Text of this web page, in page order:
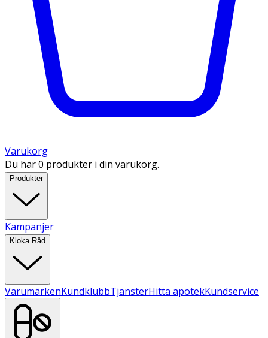
Varukorg
Du har 0 produkter i din varukorg.
Produkter
Kampanjer
Kloka Råd
VarumärkenKundklubbTjänsterHitta apotekKundservice